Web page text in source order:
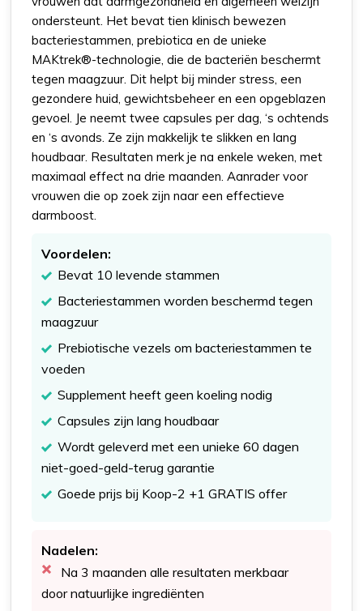
ondersteunt. Het bevat tien klinisch bewezen
bacteriestammen, prebiotica en de unieke
MAKtrek®-technologie, die de bacteriën beschermt
tegen maagzuur. Dit helpt bij minder stress, een
gezondere huid, gewichtsbeheer en een opgeblazen
gevoel. Je neemt twee capsules per dag, ‘s ochtends
en ‘s avonds. Ze zijn makkelijk te slikken en lang
houdbaar. Resultaten merk je na enkele weken, met
maximaal effect na drie maanden. Aanrader voor
vrouwen die op zoek zijn naar een effectieve
darmboost.
Voordelen:
Bevat 10 levende stammen
Bacteriestammen worden beschermd tegen
maagzuur
Prebiotische vezels om bacteriestammen te
voeden
Supplement heeft geen koeling nodig
Capsules zijn lang houdbaar
Wordt geleverd met een unieke 60 dagen
niet-goed-geld-terug garantie
Goede prijs bij Koop-2 +1 GRATIS offer
Nadelen:
Na 3 maanden alle resultaten merkbaar
door natuurlijke ingrediënten